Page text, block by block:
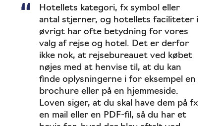
Hotellets kategori, fx symbol eller
antal stjerner, og hotellets faciliteter i
øvrigt har ofte betydning for vores
valg af rejse og hotel. Det er derfor
ikke nok, at rejsebureauet ved købet
nøjes med at henvise til, at du kan
finde oplysningerne i for eksempel en
brochure eller på en hjemmeside.
Loven siger, at du skal have dem på fx
en mail eller en PDF-fil, så du har et